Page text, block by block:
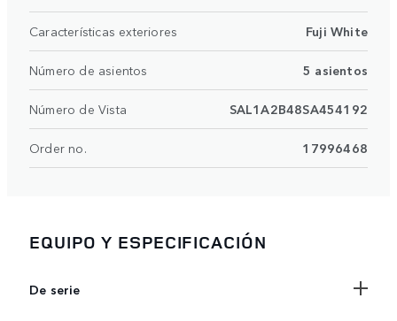
Características exteriores Fuji White
Número de asientos 5 asientos
Número de Vista SAL1A2B48SA454192
Order no. 17996468
EQUIPO Y ESPECIFICACIÓN
De serie